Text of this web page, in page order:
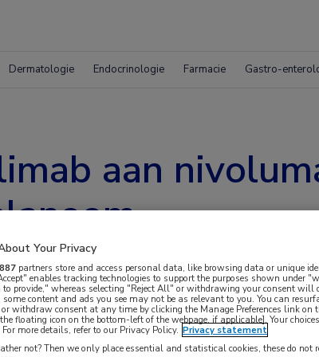
Dermatologie Endocrinologie Farmacie Gastro-
aan
immuuncheckpointremmer relatlimab en
Your Privacy
887 partners store and access personal data, like browsing data or unique
enables tracking technologies to support the purposes shown under
to provide," whereas selecting "Reject All" or withdrawing your consent will
some content and ads you see may not be as relevant to you. You can
or withdraw consent at any time by clicking the Manage Preferences link on
floating icon on the bottom-left of the webpage, if applicable]. Your
more details, refer to our Privacy Policy. Privacy statement
not? Then we only place essential and statistical cookies, these do not